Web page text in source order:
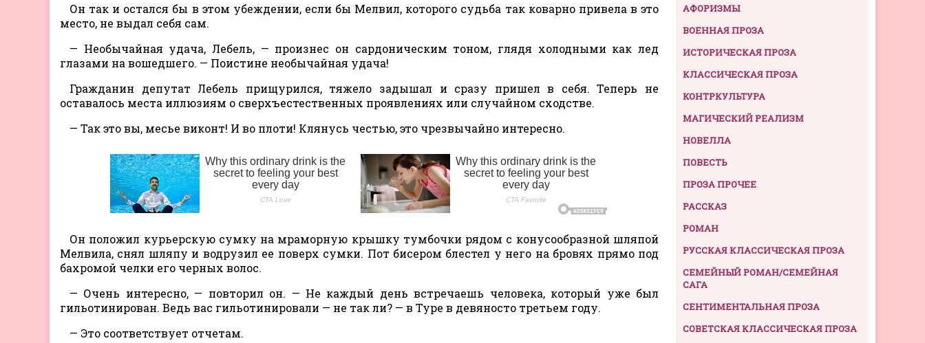
Он так и остался бы в этом убеждении, если бы Мелвил, которого судьба так коварно привела в это
место, не выдал себя сам.
— Необычайная удача, Лебель, — произнес он сардоническим тоном, глядя холодными как лед
глазами на вошедшего. — Поистине необычайная удача!
Гражданин депутат Лебель прищурился, тяжело задышал и сразу пришел в себя. Теперь не
оставалось места иллюзиям о сверхъестественных проявлениях или случайном сходстве.
— Так это вы, месье виконт! И во плоти! Клянусь честью, это чрезвычайно интересно.
Он положил курьерскую сумку на мраморную крышку тумбочки рядом с конусообразной шляпой
Мелвила, снял шляпу и водрузил ее поверх сумки. Пот бисером блестел у него на бровях прямо под
бахромой челки его черных волос.
— Очень интересно, — повторил он. — Не каждый день встречаешь человека, который уже был
гильотинирован. Ведь вас гильотинировали — не так ли? — в Туре в девяносто третьем году.
— Это соответствует отчетам.
АФОРИЗМЫ
ВОЕННАЯ ПРОЗА
ИСТОРИЧЕСКАЯ ПРОЗА
КЛАССИЧЕСКАЯ ПРОЗА
КОНТРКУЛЬТУРА
МАГИЧЕСКИЙ РЕАЛИЗМ
НОВЕЛЛА
ПОВЕСТЬ
ПРОЗА ПРОЧЕЕ
РАССКАЗ
РОМАН
РУССКАЯ КЛАССИЧЕСКАЯ ПРОЗА
СЕМЕЙНЫЙ РОМАН/СЕМЕЙНАЯ
САГА
СЕНТИМЕНТАЛЬНАЯ ПРОЗА
СОВЕТСКАЯ КЛАССИЧЕСКАЯ ПРОЗА